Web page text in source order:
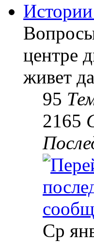
центре
живет
95
2165
Ср